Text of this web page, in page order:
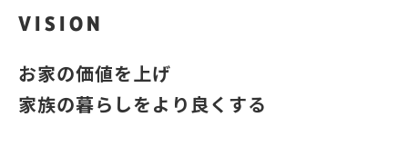
VISION
お家の価値を上げ
家族の暮らしをより良くする